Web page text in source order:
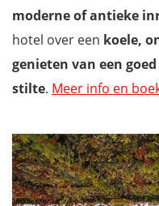
moderne of antieke
hotel over een koele,
genieten van een
stilte. Meer info en